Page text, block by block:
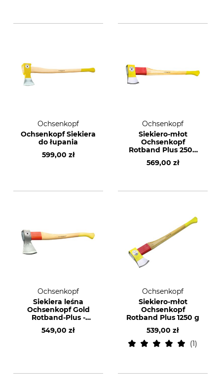
Ochsenkopf
Ochsenkopf Siekiera
do łupania
599,00 zł
Ochsenkopf
Siekiero-młot
Ochsenkopf
Rotband Plus 2500
569,00 zł
Ochsenkopf
Siekiera leśna
Ochsenkopf Gold
Rotband-Plus -
Reński kształt
549,00 zł
Ochsenkopf
Siekiero-młot
Ochsenkopf
Rotband Plus 1250 g
539,00 zł
1